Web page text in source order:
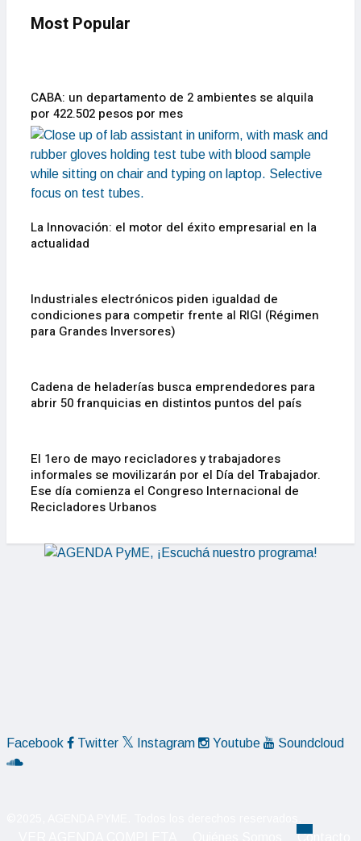
Most Popular
CABA: un departamento de 2 ambientes se alquila
por 422.502 pesos por mes
La Innovación: el motor del éxito empresarial en la
actualidad
Industriales electrónicos piden igualdad de
condiciones para competir frente al RIGI (Régimen
para Grandes Inversores)
Cadena de heladerías busca emprendedores para
abrir 50 franquicias en distintos puntos del país
El 1ero de mayo recicladores y trabajadores
informales se movilizarán por el Día del Trabajador.
Ese día comienza el Congreso Internacional de
Recicladores Urbanos
Facebook Twitter Instagram Youtube Soundcloud
Contacto